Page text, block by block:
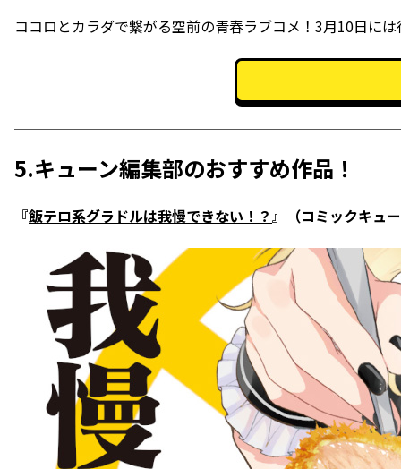
ココロとカラダで繋がる空前の青春ラブコメ！3月10日に
5.キューン編集部のおすすめ作品！
『飯テロ系グラドルは我慢できない！？』（コミックキュ